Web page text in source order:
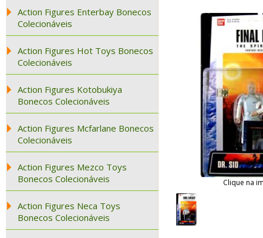
Action Figures Enterbay Bonecos
Colecionáveis
Action Figures Hot Toys Bonecos
Colecionáveis
Action Figures Kotobukiya
Bonecos Colecionáveis
Action Figures Mcfarlane Bonecos
Colecionáveis
Action Figures Mezco Toys
Bonecos Colecionáveis
Action Figures Neca Toys
Bonecos Colecionáveis
Clique na